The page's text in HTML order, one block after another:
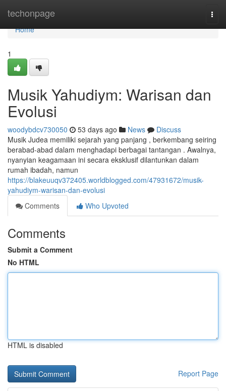
techonpage
Home
Home
1
Musik Yahudiym: Warisan dan
Evolusi
woodybdcv730050 53 days ago News
Discuss
Musik Judea memiliki sejarah yang panjang , berkembang seiring
berabad-abad dalam menghadapi berbagai tantangan . Awalnya,
nyanyian keagamaan ini secara eksklusif dilantunkan dalam
rumah ibadah, namun
https://blakeuuqv372405.worldblogged.com/47931672/musik-
yahudiym-warisan-dan-evolusi
Comments
Who Upvoted
Comments
Submit a Comment
No HTML
HTML is disabled
Report Page